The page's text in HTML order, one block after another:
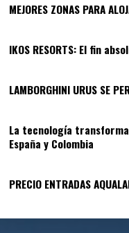
MEJORES ZONAS PARA
IKOS RESORTS: El fin
LAMBORGHINI URUS SE
La tecnología
España y Colombia
PRECIO ENTRADAS